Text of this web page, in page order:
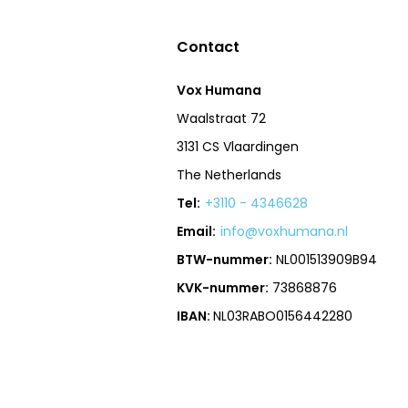
Contact
Vox Humana
Waalstraat 72
3131 CS Vlaardingen
The Netherlands
Tel: +3110 - 4346628
Email: info@voxhumana.nl
BTW-nummer: NL001513909B94
KVK-nummer: 73868876
IBAN:NL03RABO0156442280